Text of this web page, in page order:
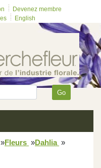
Devenez membre
English
Go
»Fleurs »Dahlia »